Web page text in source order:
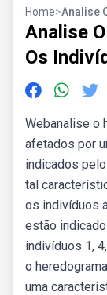
Home>Analise
Analise
Os
Webanalise o
afetados por
indicados
tal
os indivíduos
estão
indivíduos 1,
o
uma